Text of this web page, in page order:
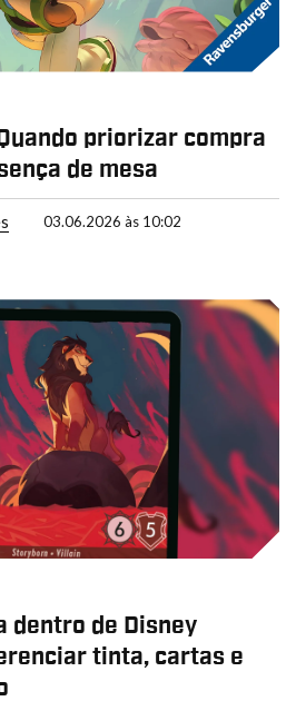
priorizar compra
de mesa
03.06.2026 às 10:02
dentro de Disney
tinta, cartas e